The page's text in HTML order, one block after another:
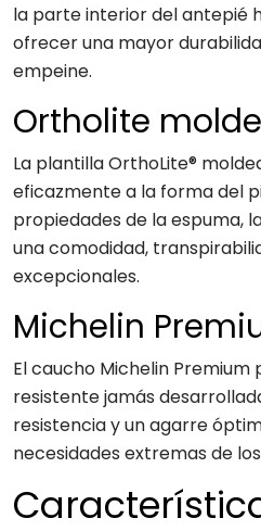
la parte interior del antepié
ofrecer una mayor
empeine.
Ortholite
La plantilla OrthoLite®
eficazmente a la forma del
propiedades de la espuma,
una comodidad,
excepcionales.
Michelin
El caucho Michelin
resistente jamás
resistencia y un agarre
necesidades extremas de